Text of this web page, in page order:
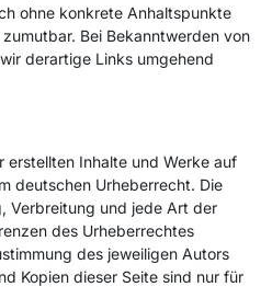
ohne konkrete Anhaltspunkte
Bei Bekanntwerden von
derartige Links umgehend
erstellten Inhalte und Werke auf
deutschen Urheberrecht. Die
Verbreitung und jede Art der
des Urheberrechtes
des jeweiligen Autors
Kopien dieser Seite sind nur für